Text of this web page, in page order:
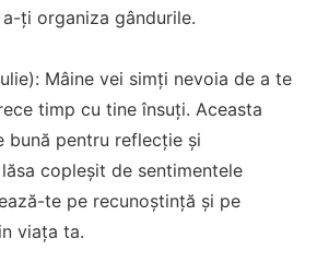
ți organiza gândurile.
Mâine vei simți nevoia de a te
timp cu tine însuți. Aceasta
pentru reflecție și
copleșit de sentimentele
te pe recunoștință și pe
viața ta.